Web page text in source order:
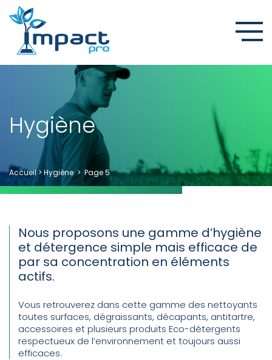
Accueil >Hygiène> Page 5
Hygiène
Nous proposons une gamme d’hygiène
et détergence simple mais efficace de
par sa concentration en éléments
actifs.
Vous retrouverez dans cette gamme des nettoyants
toutes surfaces, dégraissants, décapants, antitartre,
accessoires et plusieurs produits Eco-détergents
respectueux de l’environnement et toujours aussi
efficaces.